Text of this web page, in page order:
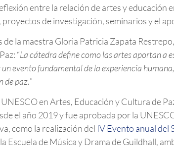
entre la relación de artes y educación
de investigación, seminarios y el
de la maestra Gloria Patricia Zapata
“La cátedra define como las artes aportan a
evento fundamental de la experiencia
de paz.”
en Artes, Educación y Cultura de
el año 2019 y fue aprobada por la
como la realización del IV Evento anual del
Escuela de Música y Drama de Guildhall,